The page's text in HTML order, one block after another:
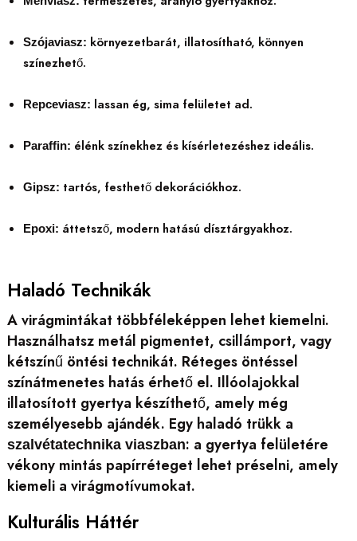
Szójaviasz: környezetbarát, illatosítható, könnyen
színezhető.
Repceviasz: lassan ég, sima felületet ad.
Paraffin: élénk színekhez és kísérletezéshez ideális.
Gipsz: tartós, festhető dekorációkhoz.
Epoxi: áttetsző, modern hatású dísztárgyakhoz.
Haladó Technikák
A virágmintákat többféleképpen lehet kiemelni.
Használhatsz metál pigmentet, csillámport, vagy
kétszínű öntési technikát. Réteges öntéssel
színátmenetes hatás érhető el. Illóolajokkal
illatosított gyertya készíthető, amely még
személyesebb ajándék. Egy haladó trükk a
szalvétatechnika viaszban: a gyertya felületére
vékony mintás papírréteget lehet préselni, amely
kiemeli a virágmotívumokat.
Kulturális Háttér